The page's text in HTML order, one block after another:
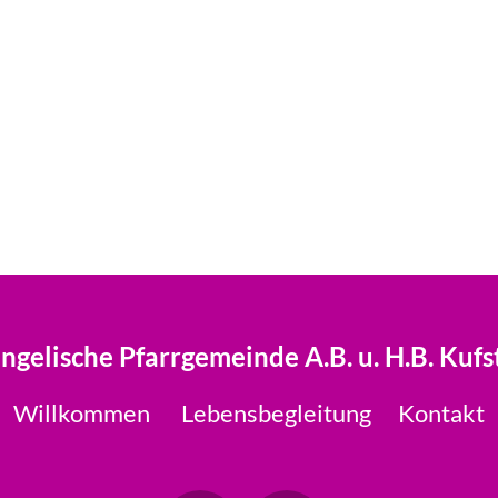
Pfarrgemeinde A.B. u. H.B.
Willkommen Lebensbegleitung Kontakt